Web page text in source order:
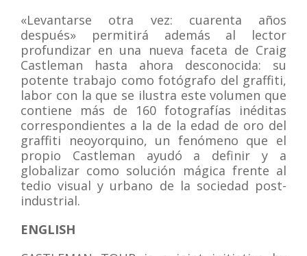
«Levantarse otra vez: cuarenta años
después» permitirá además al lector
profundizar en una nueva faceta de Craig
Castleman hasta ahora desconocida: su
potente trabajo como fotógrafo del graffiti,
labor con la que se ilustra este volumen que
contiene más de 160 fotografías inéditas
correspondientes a la de la edad de oro del
graffiti neoyorquino, un fenómeno que el
propio Castleman ayudó a definir y a
globalizar como solución mágica frente al
tedio visual y urbano de la sociedad post-
industrial.
ENGLISH